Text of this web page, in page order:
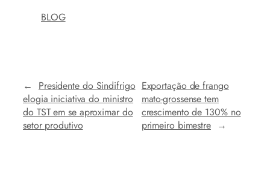
BLOG
←
Presidente do Sindifrigo
elogia iniciativa do ministro
do TST em se aproximar do
setor produtivo
Exportação de frango
mato-grossense tem
crescimento de 130% no
primeiro bimestre →